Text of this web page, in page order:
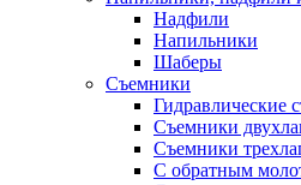
Надфили
Напильники
Шаберы
Съемники
Гидравлические
Съемники
Съемники
С обратным